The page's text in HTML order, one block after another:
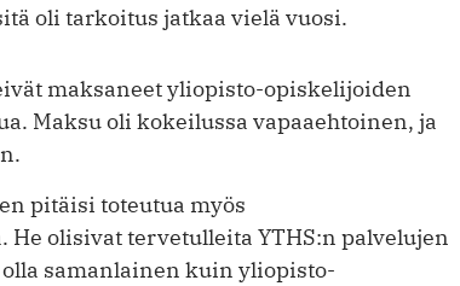
oli tarkoitus jatkaa vielä vuosi.
maksaneet yliopisto-opiskelijoiden
Maksu oli kokeilussa vapaaehtoinen, ja
pitäisi toteutua myös
olisivat tervetulleita YTHS:n palvelujen
samanlainen kuin yliopisto-